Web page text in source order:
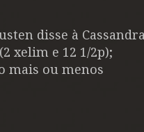
disse à
xelim e 12 1/2p);
mais ou menos